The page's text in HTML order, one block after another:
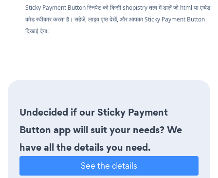
Sticky Payment Button स्निपेट को किसी shopistry तत्व में डालें जो html या एम्बेड
कोड स्वीकार करता है। सहेजें, लाइव पृष्ठ देखें, और आपका Sticky Payment Button
दिखाई देगा!
Undecided if our Sticky Payment
Button app will suit your needs? We
have all the details you need.
See the details